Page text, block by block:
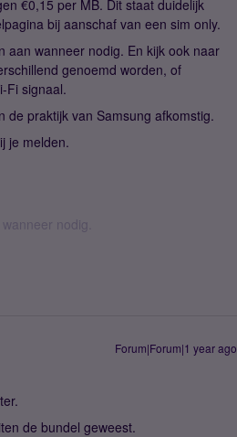
€0,15 per MB. Dit staat duidelijk
bij aanschaf van een sim only.
aan wanneer nodig. En kijk ook naar
genoemd worden, of
Fi signaal.
de praktijk van Samsung afkomstig.
je melden.
nodig.
Forum|Forum|1 year ago
de bundel geweest.